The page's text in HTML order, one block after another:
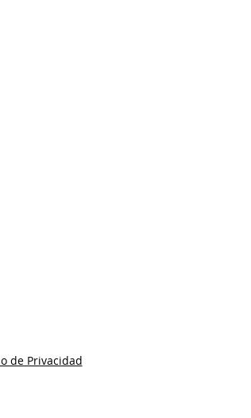
de Privacidad